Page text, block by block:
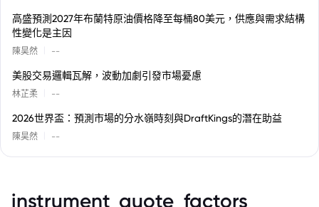
高盛預測2027年布蘭特原油價格降至每桶80美元，供應與需求結構
性變化是主因
陳昊然 --
美股交易邏輯瓦解，波動加劇引發市場憂慮
林芷柔 --
2026世界盃：預測市場的分水嶺時刻與DraftKings的潛在助益
陳昊然 --
instrument_quote_factors